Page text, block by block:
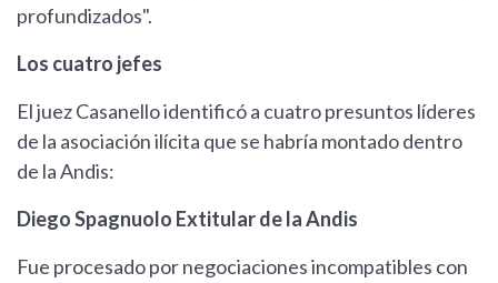
profundizados".
Los cuatro jefes
El juez Casanello identificó a cuatro presuntos líderes
de la asociación ilícita que se habría montado dentro
de la Andis:
Diego Spagnuolo Extitular de la Andis
Fue procesado por negociaciones incompatibles con